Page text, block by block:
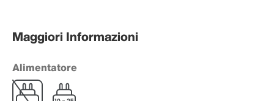
Maggiori Informazioni
Alimentatore